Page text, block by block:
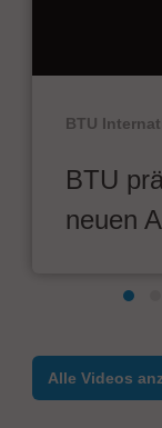
BTU
BTU
neuen
Alle Videos